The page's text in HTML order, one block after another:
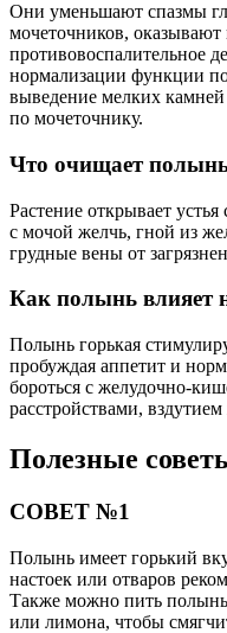
Они уменьшают спазмы
мочеточников, оказывают
противовоспалительное
нормализации функции
выведение мелких
по мочеточнику.
Что очищает
Растение открывает
с мочой желчь, гной из
грудные вены от
Как полынь влияет
Полынь горькая
пробуждая аппетит и
бороться с желудочно-
расстройствами,
Полезные
СОВЕТ №1
Полынь имеет горький
настоек или отваров
Также можно пить
или лимона, чтобы